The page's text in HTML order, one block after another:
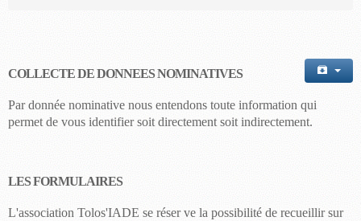
COLLECTE DE DONNEES NOMINATIVES
Par donnée nominative nous entendons toute information qui
permet de vous identifier soit directement soit indirectement.
LES FORMULAIRES
L'association Tolos'IADE se réserve la possibilité de recueillir sur